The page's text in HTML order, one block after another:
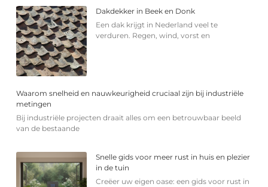
Dakdekker in Beek en Donk
Een dak krijgt in Nederland veel te
verduren. Regen, wind, vorst en
Waarom snelheid en nauwkeurigheid cruciaal zijn bij industriële
metingen
Bij industriële projecten draait alles om een betrouwbaar beeld
van de bestaande
Snelle gids voor meer rust in huis en plezier
in de tuin
Creëer uw eigen oase: een gids voor rust in